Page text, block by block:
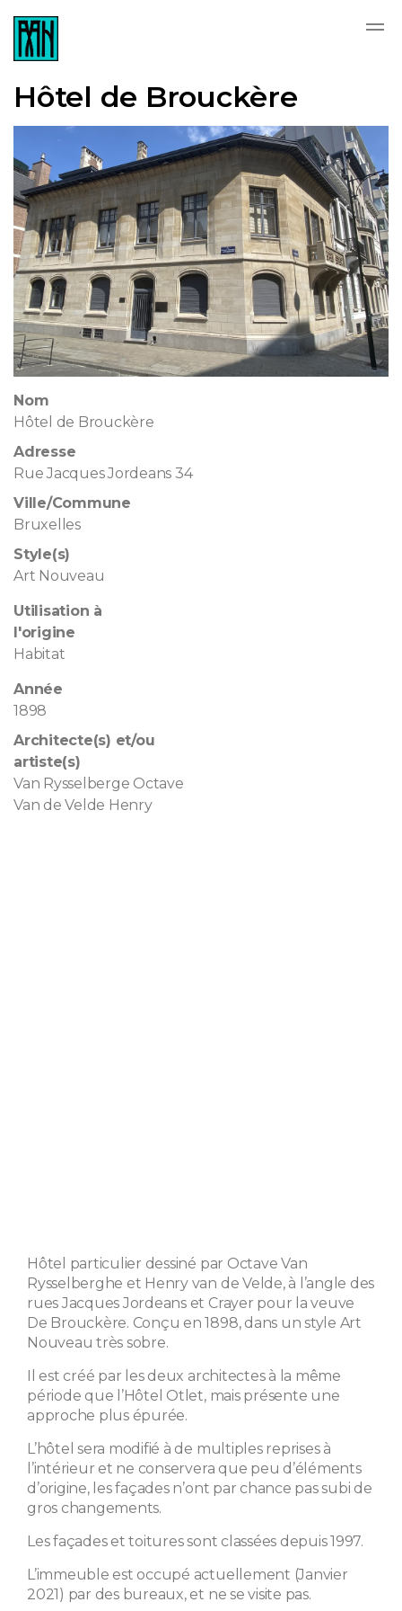
Hôtel de Brouckère
Nom
Hôtel de Brouckère
Adresse
Rue Jacques Jordeans 34
Ville/Commune
Bruxelles
Style(s)
Art Nouveau
Utilisation à
l'origine
Habitat
Année
1898
Architecte(s) et/ou
artiste(s)
Van Rysselberge Octave
Van de Velde Henry
Hôtel particulier dessiné par Octave Van
Rysselberghe et Henry van de Velde, à l’angle des
rues Jacques Jordeans et Crayer pour la veuve
De Brouckère. Conçu en 1898, dans un style Art
Nouveau très sobre.
Il est créé par les deux architectes à la même
période que l’Hôtel Otlet, mais présente une
approche plus épurée.
L’hôtel sera modifié à de multiples reprises à
l’intérieur et ne conservera que peu d’éléments
d’origine, les façades n’ont par chance pas subi de
gros changements.
Les façades et toitures sont classées depuis 1997.
L’immeuble est occupé actuellement (Janvier
2021) par des bureaux, et ne se visite pas.